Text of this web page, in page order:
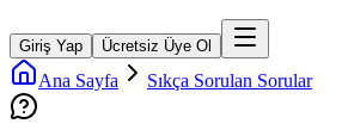
Giriş Yap Ücretsiz Üye Ol
Ana Sayfa Sıkça Sorulan Sorular